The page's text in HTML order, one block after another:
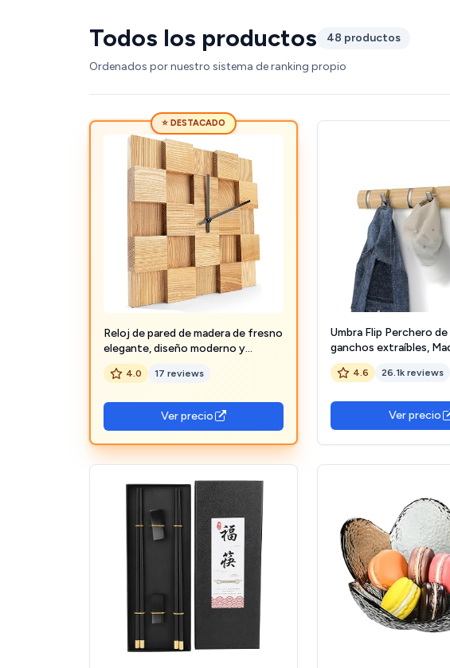
Todos los productos 48 productos
Ordenados por nuestro sistema de ranking propio
⭐ DESTACADO
Reloj de pared de madera de fresno
elegante, diseño moderno y
minimalista como decoración o
como regalo, una joya de diseño
4.0 17 reviews
Ver precio
Umbra Flip Perchero
ganchos extraíbles,
fresno, Natural
4.6 26.1k reviews
Ver precio